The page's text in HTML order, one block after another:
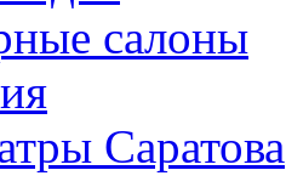
салоны
Саратова